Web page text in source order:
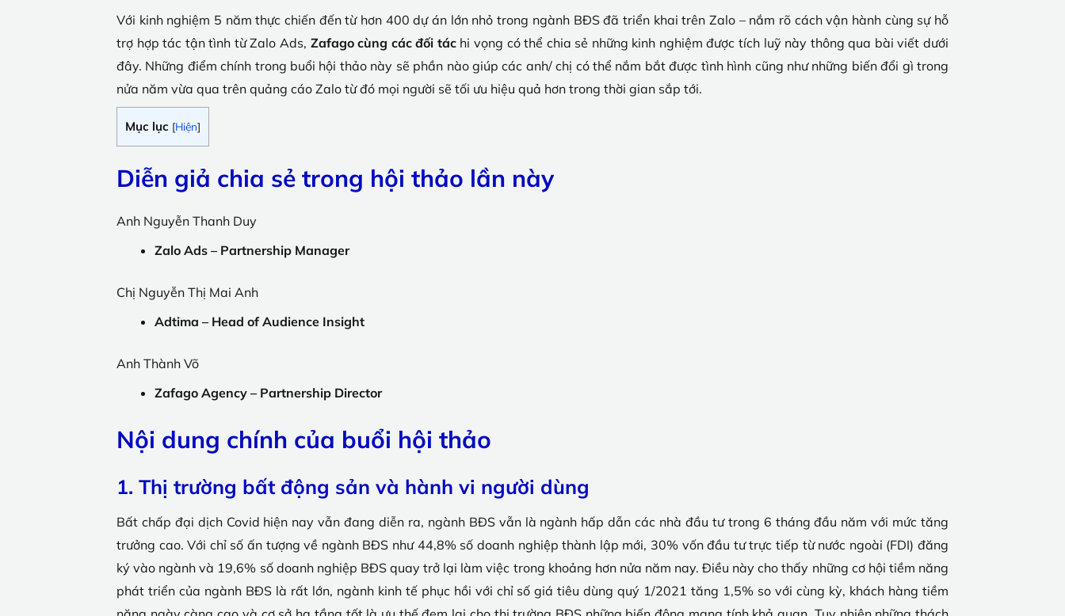
Với kinh nghiệm 5 năm thực chiến đến từ hơn 400 dự án lớn nhỏ trong ngành BĐS đã triển khai trên Zalo – nắm rõ cách vận hành cùng sự hỗ
trợ hợp tác tận tình từ Zalo Ads, Zafago cùng các đối táchi vọng có thể chia sẻ những kinh nghiệm được tích luỹ này thông qua bài viết dưới
đây. Những điểm chính trong buổi hội thảo này sẽ phần nào giúp các anh/ chị có thể nắm bắt được tình hình cũng như những biến đổi gì trong
nửa năm vừa qua trên quảng cáo Zalo từ đó mọi người sẽ tối ưu hiệu quả hơn trong thời gian sắp tới.
Mục lục [Hiện]
Diễn giả chia sẻ trong hội thảo lần này
Anh Nguyễn Thanh Duy
Zalo Ads – Partnership Manager
Chị Nguyễn Thị Mai Anh
Adtima – Head of Audience Insight
Anh Thành Võ
Zafago Agency – Partnership Director
Nội dung chính của buổi hội thảo
1. Thị trường bất động sản và hành vi người dùng
Bất chấp đại dịch Covid hiện nay vẫn đang diễn ra, ngành BĐS vẫn là ngành hấp dẫn các nhà đầu tư trong 6 tháng đầu năm với mức tăng
trưởng cao. Với chỉ số ấn tượng về ngành BĐS như 44,8% số doanh nghiệp thành lập mới, 30% vốn đầu tư trực tiếp từ nước ngoài (FDI) đăng
ký vào ngành và 19,6% số doanh nghiệp BĐS quay trở lại làm việc trong khoảng hơn nửa năm nay. Điều này cho thấy những cơ hội tiềm năng
phát triển của ngành BĐS là rất lớn, ngành kinh tế phục hồi với chỉ số giá tiêu dùng quý 1/2021 tăng 1,5% so với cùng kỳ, khách hàng tiềm